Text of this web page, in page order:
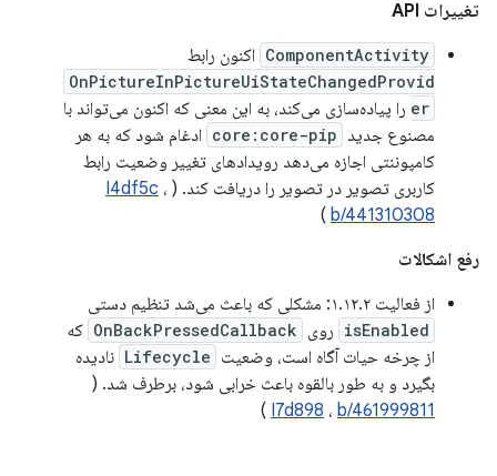
تغییرات API
ComponentActivity اکنون رابط
OnPictureInPictureUiStateChangedProvid
er را پیاده‌سازی می‌کند، به این معنی که اکنون می‌تواند با
مصنوع جدید core:core-pip ادغام شود که به هر
کامپوننتی اجازه می‌دهد رویدادهای تغییر وضعیت رابط
کاربری تصویر در تصویر را دریافت کند. (
I4df5c ،
b/441310308
)
رفع اشکالات
از فعالیت ۱.۱۲.۲: مشکلی که باعث می‌شد تنظیم دستی
isEnabled روی OnBackPressedCallback که
از چرخه حیات آگاه است، وضعیت Lifecycle نادیده
بگیرد و به طور بالقوه باعث خرابی شود، برطرف شد. (
I7d898 ، b/461999811
)